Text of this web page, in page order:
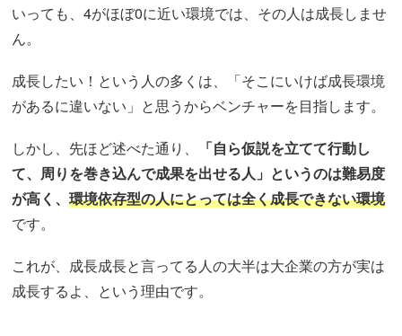
いっても、4がほぼ0に近い環境では、その人は成長しませ
ん。
成長したい！という人の多くは、「そこにいけば成長環境
があるに違いない」と思うからベンチャーを目指します。
しかし、先ほど述べた通り、
「自ら仮説を立てて行動し
て、周りを巻き込んで成果を出せる人」というのは難易度
が高く、環境依存型の人にとっては全く成長できない環境
です。
これが、成長成長と言ってる人の大半は大企業の方が実は
成長するよ、という理由です。